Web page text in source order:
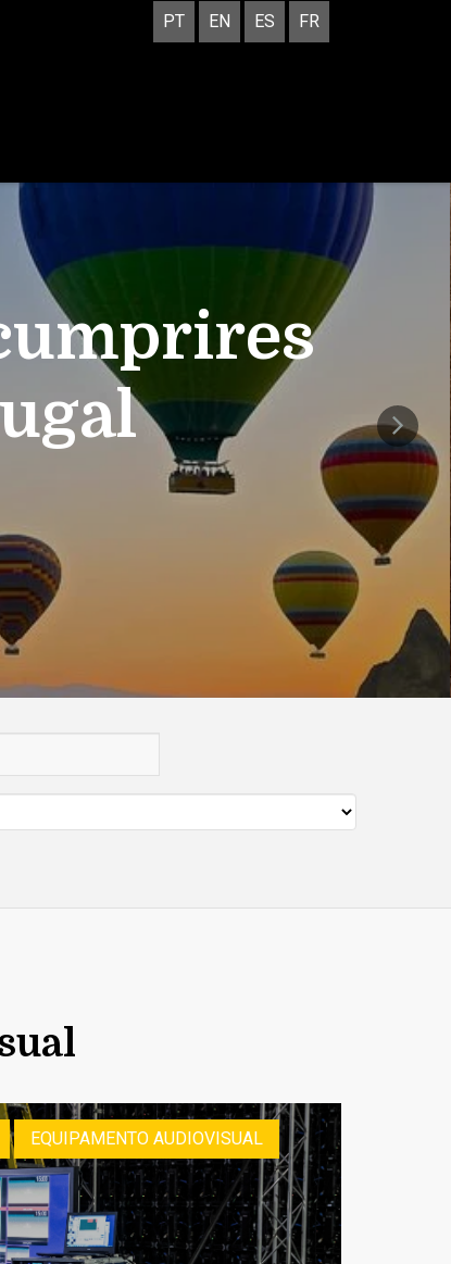
PT EN ES FR
EQUIPAMENTO AUDIOVISUAL